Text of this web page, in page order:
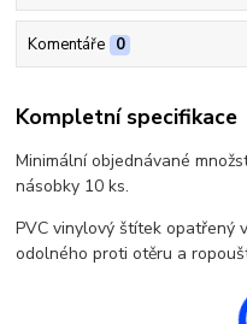
Komentáře 0
Kompletní specifikace
Minimální objednávané
násobky 10 ks.
PVC vinylový štítek opatřený
odolného proti otěru a